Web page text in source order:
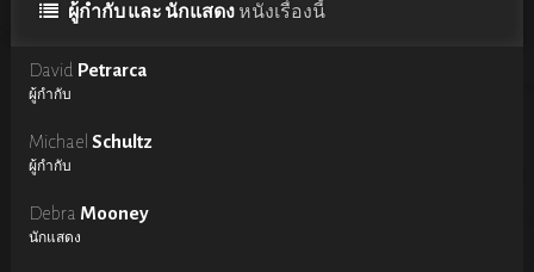
ผู้กำกับ และ นักแสดงหนังเรื่องนี้
David Petrarca
ผู้กำกับ
Michael Schultz
ผู้กำกับ
Debra Mooney
นักแสดง